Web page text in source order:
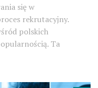
się w
rekrutacyjny.
polskich
Ta